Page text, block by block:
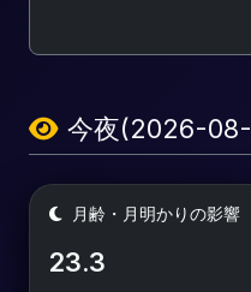
今夜(2026-
月齢・月明かりの影響
23.3